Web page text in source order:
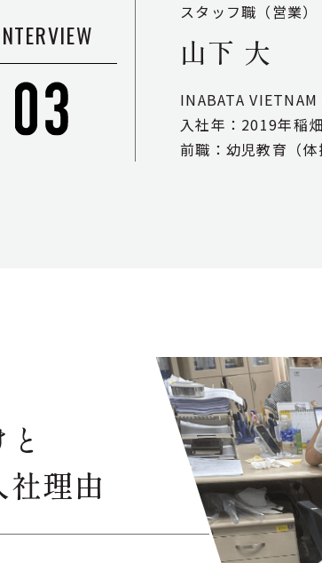
スタッフ職（営業）
山下 大
INABATA
入社年：2019年稲
前職：幼児教育（
理由